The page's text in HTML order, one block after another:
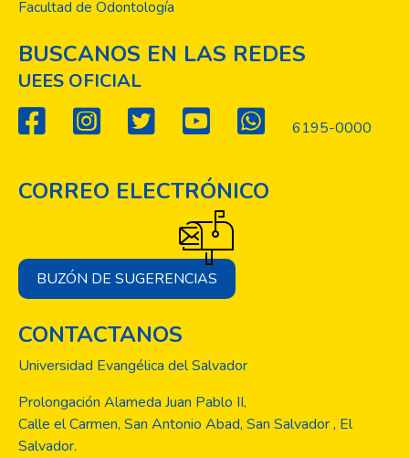
Facultad de Odontología
BUSCANOS EN LAS REDES
UEES OFICIAL
6195-0000
CORREO ELECTRÓNICO
BUZÓN DE SUGERENCIAS
CONTACTANOS
Universidad Evangélica del Salvador
Prolongación Alameda Juan Pablo II,
Calle el Carmen, San Antonio Abad, San Salvador , El
Salvador.